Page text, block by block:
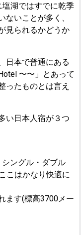
湖ではすでに乾季
ないことが多く、
見られるかどうか
日本で普通にある
〜〜」とあって
ったものとは言え
い日本人宿が３つ
ングル・ダブル
こはかなり快適に
ます(標高3700メー